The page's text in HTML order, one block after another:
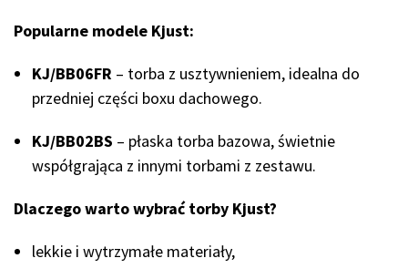
Popularne modele Kjust:
KJ/BB06FR – torba z usztywnieniem, idealna do
przedniej części boxu dachowego.
KJ/BB02BS – płaska torba bazowa, świetnie
współgrająca z innymi torbami z zestawu.
Dlaczego warto wybrać torby Kjust?
lekkie i wytrzymałe materiały,